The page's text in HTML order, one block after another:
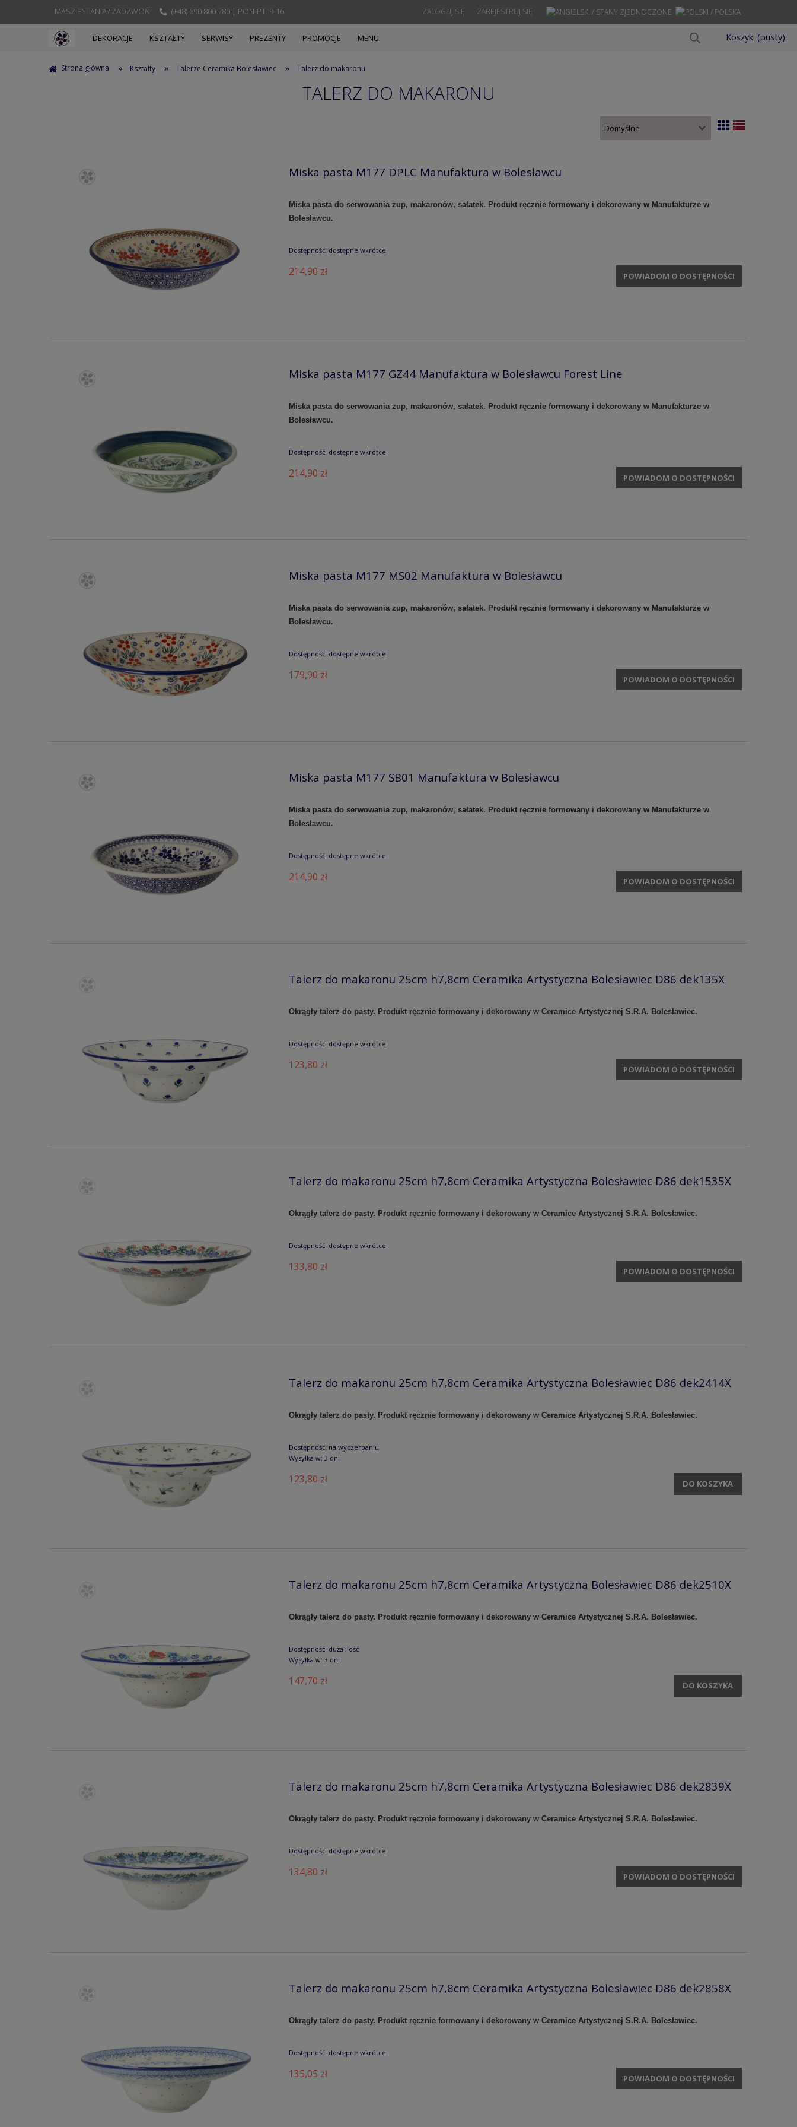
MASZ PYTANIA? ZADZWOŃ! (+48) 690 800 780 | PON-PT. 9-16 ZAREJESTRUJ SIĘ
ZALOGUJ SIĘ
Koszyk: (pusty)
DEKORACJE KSZTAŁTY SERWISY PREZENTY PROMOCJE MENU
Strona główna » Kształty » Talerze Ceramika Bolesławiec » Talerz do makaronu
TALERZ DO MAKARONU
Miska pasta M177 DPLC Manufaktura w Bolesławcu
Miska pasta do serwowania zup, makaronów, sałatek. Produkt ręcznie formowany i dekorowany w Manufakturze w
Bolesławcu.
Dostępność: dostępne wkrótce
214,90 zł POWIADOM O DOSTĘPNOŚCI
Miska pasta M177 GZ44 Manufaktura w Bolesławcu Forest Line
Miska pasta do serwowania zup, makaronów, sałatek. Produkt ręcznie formowany i dekorowany w Manufakturze w
Bolesławcu.
Dostępność: dostępne wkrótce
214,90 zł POWIADOM O DOSTĘPNOŚCI
Miska pasta M177 MS02 Manufaktura w Bolesławcu
Miska pasta do serwowania zup, makaronów, sałatek. Produkt ręcznie formowany i dekorowany w Manufakturze w
Bolesławcu.
Dostępność: dostępne wkrótce
179,90 zł POWIADOM O DOSTĘPNOŚCI
Miska pasta M177 SB01 Manufaktura w Bolesławcu
Miska pasta do serwowania zup, makaronów, sałatek. Produkt ręcznie formowany i dekorowany w Manufakturze w
Bolesławcu.
Dostępność: dostępne wkrótce
214,90 zł POWIADOM O DOSTĘPNOŚCI
Talerz do makaronu 25cm h7,8cm Ceramika Artystyczna Bolesławiec D86 dek135X
Okrągły talerz do pasty. Produkt ręcznie formowany i dekorowany w Ceramice Artystycznej S.R.A. Bolesławiec.
Dostępność: dostępne wkrótce
123,80 zł POWIADOM O DOSTĘPNOŚCI
Talerz do makaronu 25cm h7,8cm Ceramika Artystyczna Bolesławiec D86 dek1535X
Okrągły talerz do pasty. Produkt ręcznie formowany i dekorowany w Ceramice Artystycznej S.R.A. Bolesławiec.
Dostępność: dostępne wkrótce
133,80 zł POWIADOM O DOSTĘPNOŚCI
Talerz do makaronu 25cm h7,8cm Ceramika Artystyczna Bolesławiec D86 dek2414X
Okrągły talerz do pasty. Produkt ręcznie formowany i dekorowany w Ceramice Artystycznej S.R.A. Bolesławiec.
Dostępność: na wyczerpaniu
Wysyłka w: 3 dni
123,80 zł DO KOSZYKA
Talerz do makaronu 25cm h7,8cm Ceramika Artystyczna Bolesławiec D86 dek2510X
Okrągły talerz do pasty. Produkt ręcznie formowany i dekorowany w Ceramice Artystycznej S.R.A. Bolesławiec.
Dostępność: duża ilość
Wysyłka w: 3 dni
147,70 zł DO KOSZYKA
Talerz do makaronu 25cm h7,8cm Ceramika Artystyczna Bolesławiec D86 dek2839X
Okrągły talerz do pasty. Produkt ręcznie formowany i dekorowany w Ceramice Artystycznej S.R.A. Bolesławiec.
Dostępność: dostępne wkrótce
134,80 zł POWIADOM O DOSTĘPNOŚCI
Talerz do makaronu 25cm h7,8cm Ceramika Artystyczna Bolesławiec D86 dek2858X
Okrągły talerz do pasty. Produkt ręcznie formowany i dekorowany w Ceramice Artystycznej S.R.A. Bolesławiec.
Dostępność: dostępne wkrótce
135,05 zł POWIADOM O DOSTĘPNOŚCI